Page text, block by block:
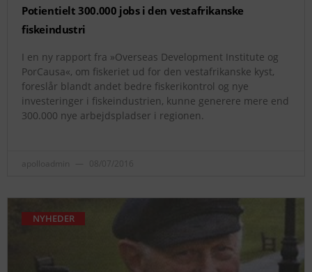
Potientielt 300.000 jobs i den vestafrikanske
fiskeindustri
I en ny rapport fra »Overseas Development Institute og
PorCausa«, om fiskeriet ud for den vestafrikanske kyst,
foreslår blandt andet bedre fiskerikontrol og nye
investeringer i fiskeindustrien, kunne generere mere end
300.000 nye arbejdspladser i regionen.
apolloadmin 08/07/2016
NYHEDER